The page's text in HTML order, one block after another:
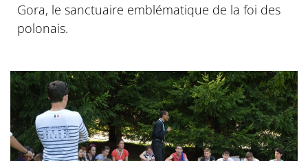
Gora, le sanctuaire emblématique de la foi des
polonais.